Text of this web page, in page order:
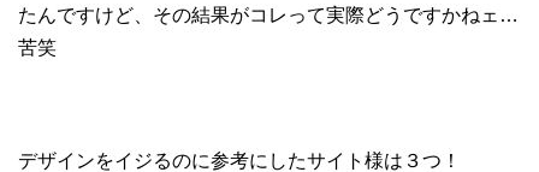
たんですけど、その結果がコレって実際どうですかねェ…
苦笑
デザインをイジるのに参考にしたサイト様は３つ！